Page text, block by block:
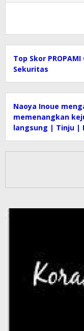
Top Skor
Sekuritas
Naoya Inoue
memenangkan
langsung | Tinju |